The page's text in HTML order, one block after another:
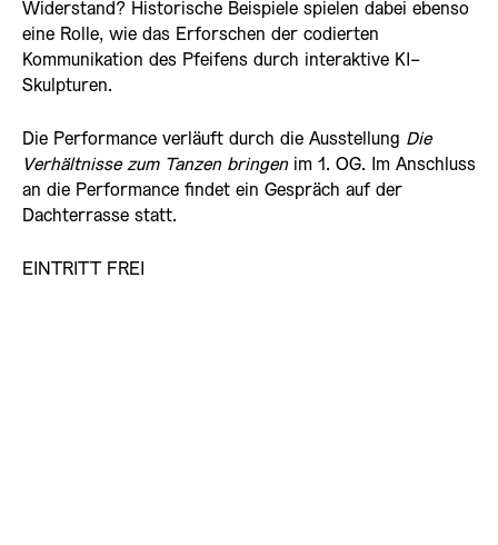
Widerstand? Historische Beispiele spielen dabei ebenso
eine Rolle, wie das Erforschen der codierten
Kommunikation des Pfeifens durch interaktive KI-
Skulpturen.
Die Performance verläuft durch die Ausstellung Die
Verhältnisse zum Tanzen bringenim 1. OG. Im Anschluss
an die Performance findet ein Gespräch auf der
Dachterrasse statt.
EINTRITT FREI